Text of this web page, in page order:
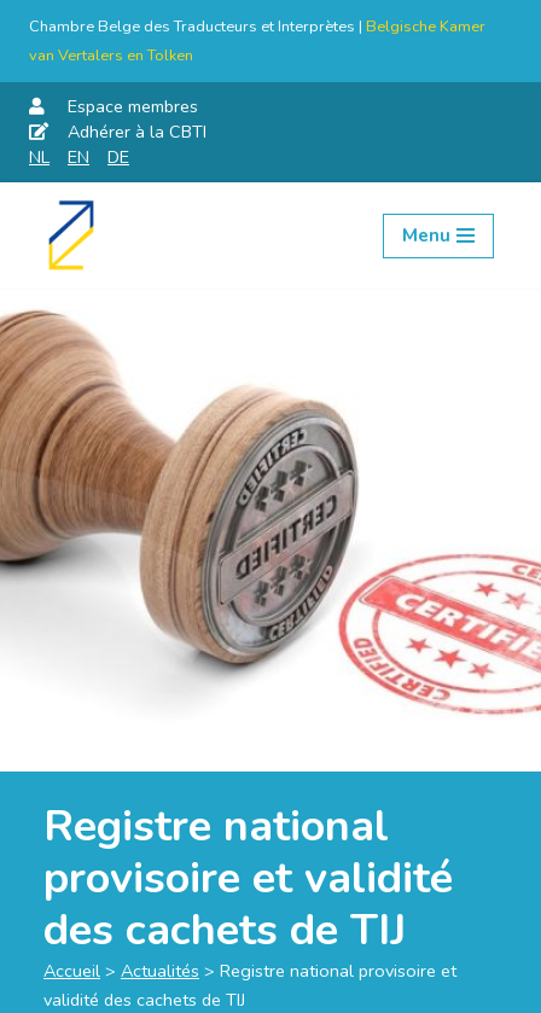
Chambre Belge des Traducteurs et Interprètes | Belgische Kamer
van Vertalers en Tolken
Espace membres
Adhérer à la CBTI
NL
EN DE
Aller
contenu
Menu
Registre national
provisoire et validité
des cachets de TIJ
Accueil > Actualités > Registre national provisoire et
validité des cachets de TIJ